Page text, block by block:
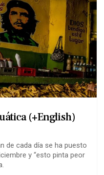
(+English)
de cada día se ha puesto
y “esto pinta peor